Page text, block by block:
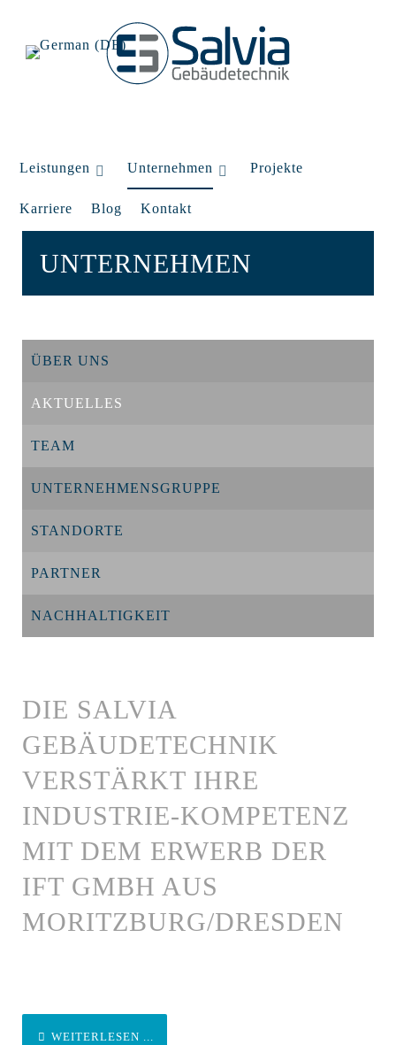
Leistungen Unternehmen Projekte
Karriere Blog Kontakt
UNTERNEHMEN
ÜBER UNS
AKTUELLES
TEAM
UNTERNEHMENSGRUPPE
STANDORTE
PARTNER
NACHHALTIGKEIT
DIE SALVIA
GEBÄUDETECHNIK
VERSTÄRKT IHRE
INDUSTRIE-KOMPETENZ
MIT DEM ERWERB DER
IFT GMBH AUS
MORITZBURG/DRESDEN
WEITERLESEN ...